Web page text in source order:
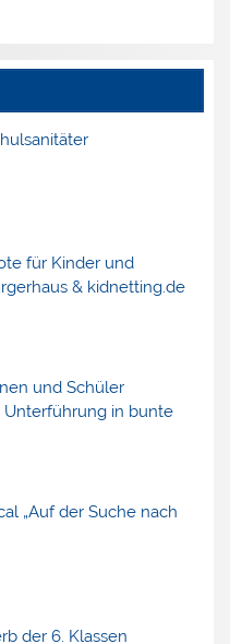
für Kinder und
& kidnetting.de
und Schüler
in bunte
„Auf der Suche nach
der 6. Klassen